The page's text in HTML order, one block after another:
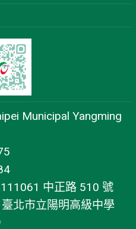
Municipal Yangming
中正路 510 號
臺北市立陽明高級中學